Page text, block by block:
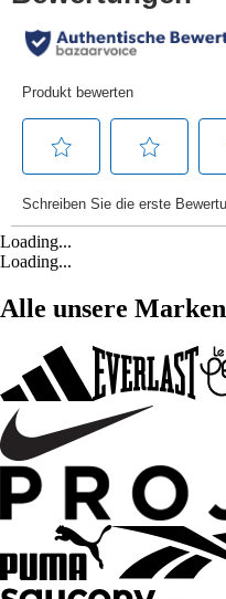
Loading...
Loading...
Alle unsere Marken